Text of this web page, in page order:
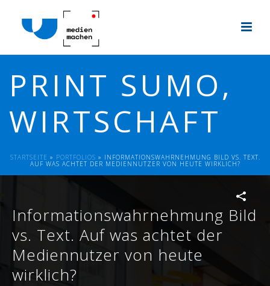
PRINT SUMO,
WIRTSCHAFT
STARTSEITE » PORTFOLIOS » INFORMATIONSWAHRNEHMUNG BILD VS. TEXT.
AUF WAS ACHTET DER MEDIENNUTZER VON HEUTE WIRKLICH?
Informationswahrnehmung Bild
vs. Text. Auf was achtet der
Mediennutzer von heute
wirklich?